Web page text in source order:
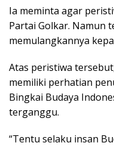
Ia meminta agar
Partai Golkar. Namun
memulangkannya
Atas peristiwa
memiliki perhatian
Bingkai Budaya
terganggu.
“Tentu selaku insan